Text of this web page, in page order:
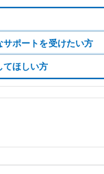
ポートを受けたい方
てほしい方